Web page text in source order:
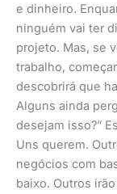
e dinheiro.
ninguém vai ter
projeto. Mas, se
trabalho,
descobrirá que
Alguns ainda
desejam isso?”
Uns querem.
negócios com
baixo. Outros